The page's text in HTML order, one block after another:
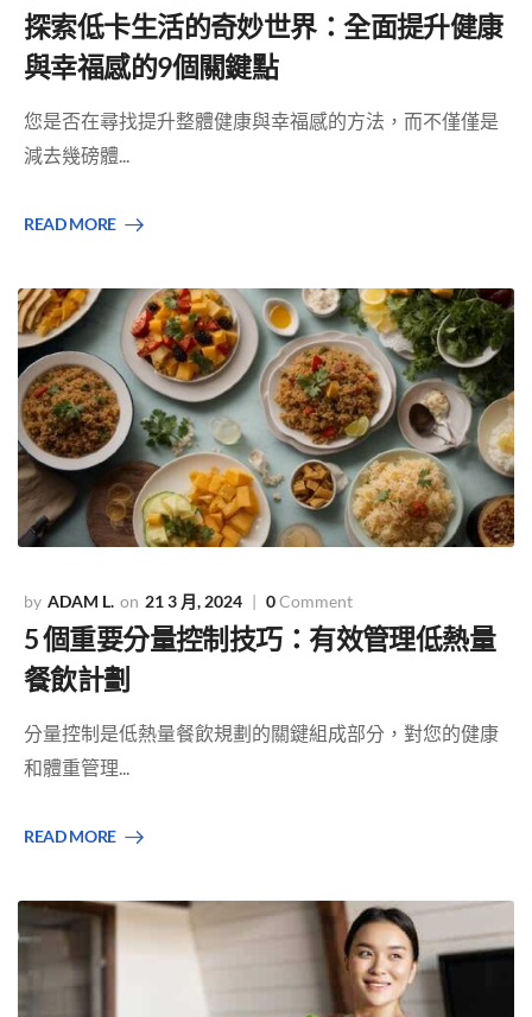
探索低卡生活的奇妙世界：全面提升健康
與幸福感的9個關鍵點
您是否在尋找提升整體健康與幸福感的方法，而不僅僅是
減去幾磅體...
READ MORE
ADAM L. 21 3 月, 2024 0Comment
5 個重要分量控制技巧：有效管理低熱量
餐飲計劃
分量控制是低熱量餐飲規劃的關鍵組成部分，對您的健康
和體重管理...
READ MORE